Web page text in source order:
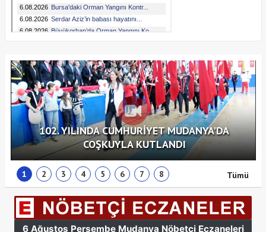
Tümü
102. YILINDA CUMHURİYET MUDANYA'DA
COŞKUYLA KUTLANDI
1 2 3 4 5 6 7 8